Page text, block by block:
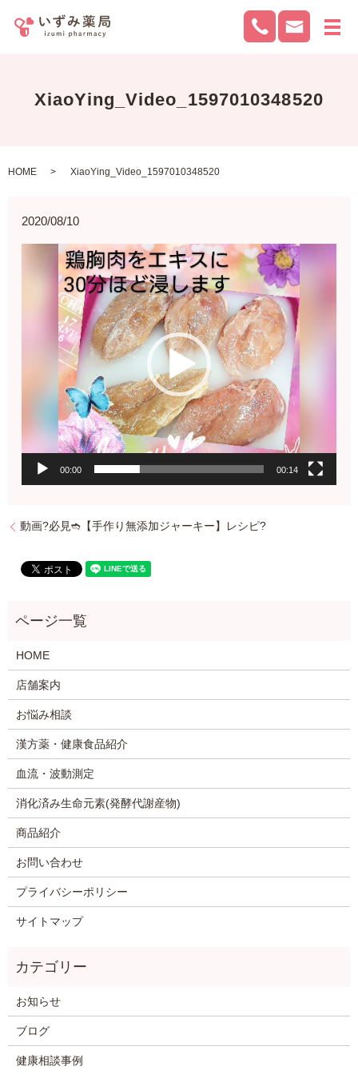
メ
XiaoYing_Video_1597010348520
HOME XiaoYing_Video_1597010348520
2020/08/10
00:00 00:14
動画?必見➬【手作り無添加ジャーキー】レシピ?
HOME
店舗案内
お悩み相談
漢方薬・健康食品紹介
血流・波動測定
消化済み生命元素(発酵代謝産物)
商品紹介
お問い合わせ
プライバシーポリシー
サイトマップ
お知らせ
ブログ
健康相談事例